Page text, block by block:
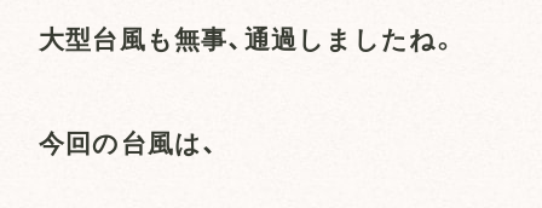
大型台風も無事、通過しましたね。
今回の台風は、